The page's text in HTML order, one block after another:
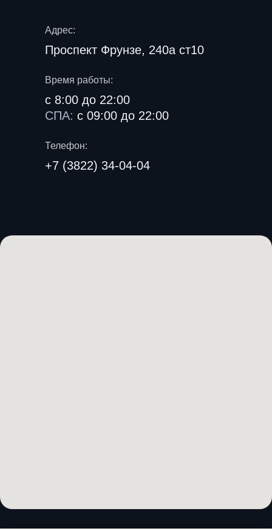
Адрес:
Проспект Фрунзе, 240а ст10
Время работы:
с 8:00 до 22:00
СПА: с 09:00 до 22:00
Телефон:
+7 (3822) 34-04-04